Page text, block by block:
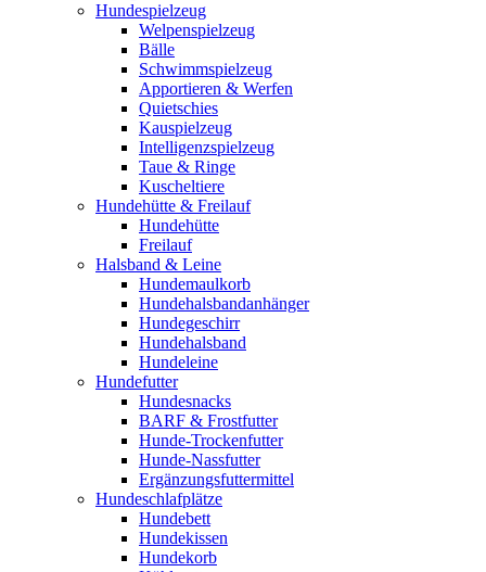
Hundespielzeug
Welpenspielzeug
Bälle
Schwimmspielzeug
Apportieren & Werfen
Quietschies
Kauspielzeug
Intelligenzspielzeug
Taue & Ringe
Kuscheltiere
Hundehütte & Freilauf
Hundehütte
Freilauf
Halsband & Leine
Hundemaulkorb
Hundehalsbandanhänger
Hundegeschirr
Hundehalsband
Hundeleine
Hundefutter
Hundesnacks
BARF & Frostfutter
Hunde-Trockenfutter
Hunde-Nassfutter
Ergänzungsfuttermittel
Hundeschlafplätze
Hundebett
Hundekissen
Hundekorb